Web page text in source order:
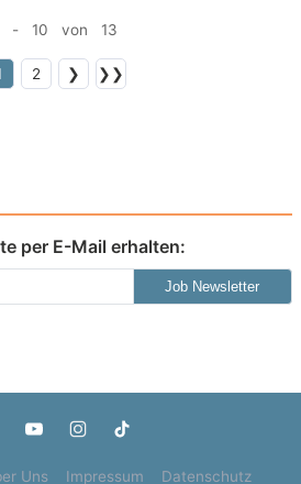
- 10 von 13
2 ❯ ❯❯
per E-Mail erhalten:
Job Newsletter
Uns Impressum Datenschutz